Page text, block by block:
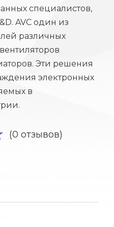
специалистов,
AVC один из
различных
Эти решения
электронных
в
(0 отзывов)